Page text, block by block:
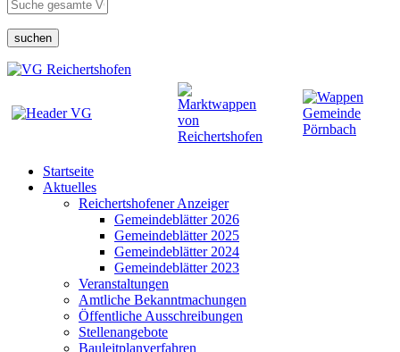
suchen
Startseite
Aktuelles
Reichertshofener Anzeiger
Gemeindeblätter 2026
Gemeindeblätter 2025
Gemeindeblätter 2024
Gemeindeblätter 2023
Veranstaltungen
Amtliche Bekanntmachungen
Öffentliche Ausschreibungen
Stellenangebote
Bauleitplanverfahren